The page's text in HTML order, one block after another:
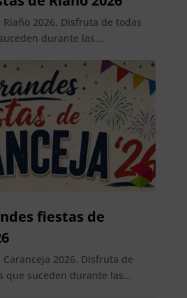
2026. Disfruta de todas
durante las...
fiestas de
2026. Disfruta de
que suceden durante las...